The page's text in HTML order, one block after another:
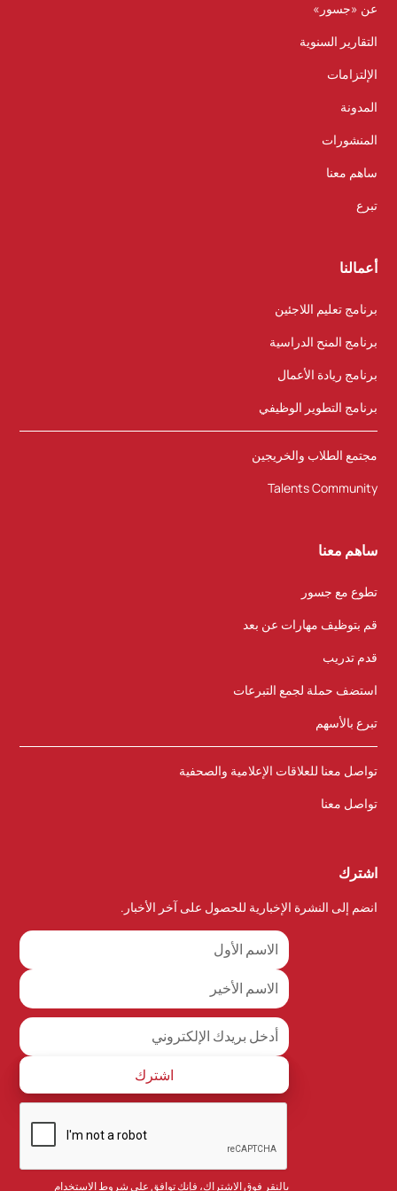
عن «جسور»
التقارير السنوية
الإلتزامات
المدونة
المنشورات
ساهم معنا
تبرع
أعمالنا
برنامج تعليم اللاجئين
برنامج المنح الدراسية
برنامج ريادة الأعمال
برنامج التطوير الوظيفي
مجتمع الطلاب والخريجين
Talents Community
ساهم معنا
تطوع مع جسور
قم بتوظيف مهارات عن بعد
قدم تدريب
استضف حملة لجمع التبرعات
تبرع بالأسهم
تواصل معنا للعلاقات الإعلامية والصحفية
تواصل معنا
اشترك
انضم إلى النشرة الإخبارية للحصول على آخر الأخبار.
بالنقر فوق الاشتراك، فإنك توافق علىشروط الاستخدام